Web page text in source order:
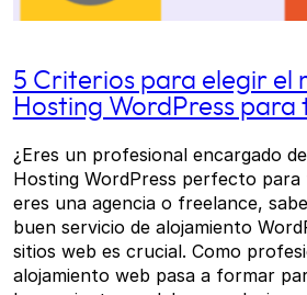
5 Criterios para elegir el
Hosting WordPress para
¿Eres un profesional encargado
Hosting WordPress perfecto para
eres una agencia o freelance,
buen servicio de alojamiento
sitios web es crucial. Como
alojamiento web pasa a formar